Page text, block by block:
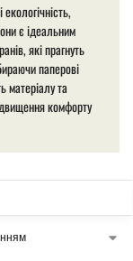
є ідеальним
які прагнуть
паперові
матеріалу та
комфорту